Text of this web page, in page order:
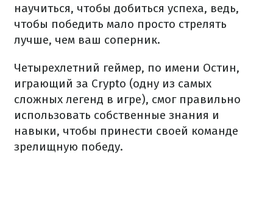
научиться, чтобы добиться успеха, ведь,
чтобы победить мало просто стрелять
лучше, чем ваш соперник.
Четырехлетний геймер, по имени Остин,
играющий за Crypto (одну из самых
сложных легенд в игре), смог правильно
использовать собственные знания и
навыки, чтобы принести своей команде
зрелищную победу.